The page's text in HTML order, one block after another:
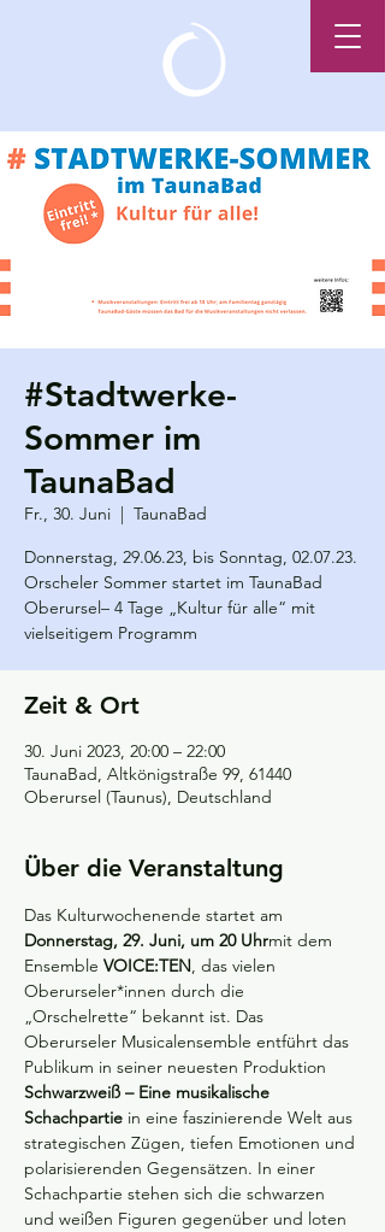
#Stadtwerke-
Sommer im
TaunaBad
Fr., 30. Juni
  |
TaunaBad
Donnerstag, 29.06.23, bis Sonntag, 02.07.23.
Orscheler Sommer startet im TaunaBad
Oberursel– 4 Tage „Kultur für alle“ mit
vielseitigem Programm
Zeit & Ort
30. Juni 2023, 20:00 – 22:00
TaunaBad, Altkönigstraße 99, 61440
Oberursel (Taunus), Deutschland
Über die Veranstaltung
Das Kulturwochenende startet am
Donnerstag, 29. Juni, um 20 Uhrmit dem
Ensemble VOICE:TEN, das vielen
Oberurseler*innen durch die
„Orschelrette“ bekannt ist. Das
Oberurseler Musicalensemble entführt das
Publikum in seiner neuesten Produktion
Schwarzweiß – Eine musikalische
Schachpartie in eine faszinierende Welt aus
strategischen Zügen, tiefen Emotionen und
polarisierenden Gegensätzen. In einer
Schachpartie stehen sich die schwarzen
und weißen Figuren gegenüber und loten